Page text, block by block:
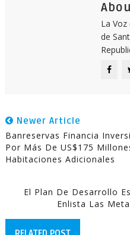
La Voz
de
Newer Article
Banreservas Financia
Por Más De US$175
Habitaciones Adicionales
El Plan De Desarrollo
Enlista Las